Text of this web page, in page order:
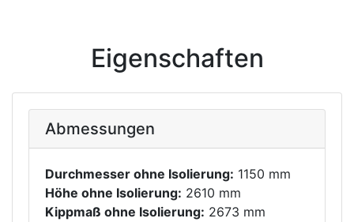
Eigenschaften
Abmessungen
Durchmesser ohne Isolierung: 1150 mm
Höhe ohne Isolierung: 2610 mm
Kippmaß ohne Isolierung: 2673 mm